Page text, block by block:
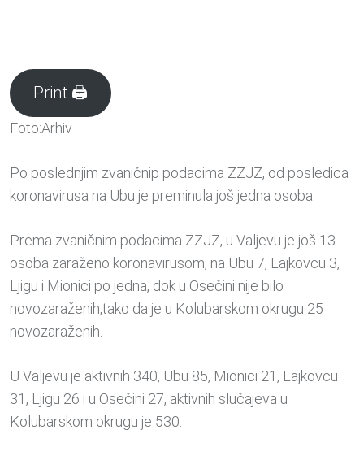
Print 🖨
Foto:Arhiv
Po poslednjim zvaničnip podacima ZZJZ, od posledica
koronavirusa na Ubu je preminula još jedna osoba.
Prema zvaničnim podacima ZZJZ, u Valjevu je još 13
osoba zaraženo koronavirusom, na Ubu 7, Lajkovcu 3,
Ljigu i Mionici po jedna, dok u Osečini nije bilo
novozaraženih,tako da je u Kolubarskom okrugu 25
novozaraženih.
U Valjevu je aktivnih 340, Ubu 85, Mionici 21, Lajkovcu
31, Ljigu 26 i u Osečini 27, aktivnih slučajeva u
Kolubarskom okrugu je 530.